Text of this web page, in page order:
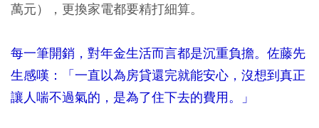
萬元），更換家電都要精打細算。
每一筆開銷，對年金生活而言都是沉重負擔。佐藤先
生感嘆：「一直以為房貸還完就能安心，沒想到真正
讓人喘不過氣的，是為了住下去的費用。」